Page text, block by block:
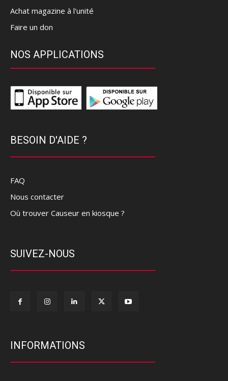
Achat magazine à l'unité
Faire un don
NOS APPLICATIONS
BESOIN D'AIDE ?
FAQ
Nous contacter
Où trouver Causeur en kiosque ?
SUIVEZ-NOUS
INFORMATIONS